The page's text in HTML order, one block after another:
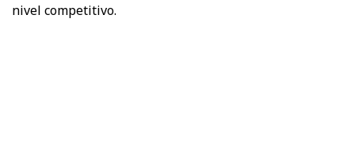
nivel competitivo.